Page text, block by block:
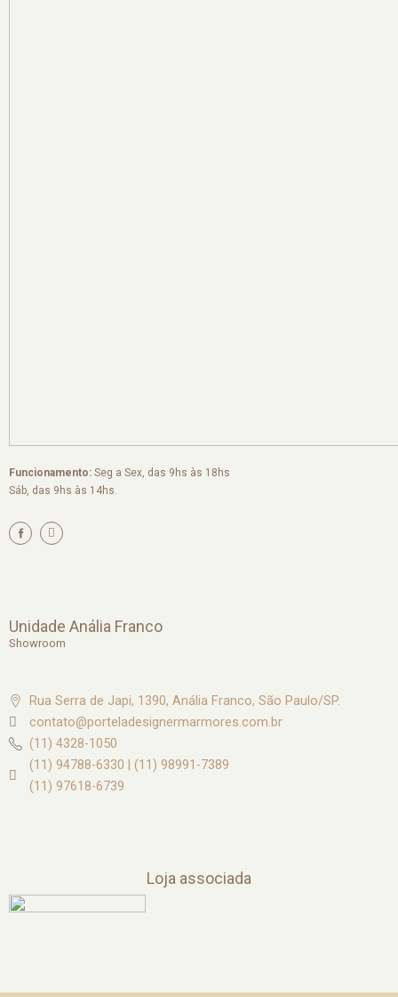
Funcionamento: Seg a Sex, das 9hs às 18hs
Sáb, das 9hs às 14hs.
I
n
s
m
Unidade Anália Franco
Showroom
Rua Serra de Japi, 1390, Anália Franco, São Paulo/SP.
contato@porteladesignermarmores.com.br
(11) 4328-1050
(11) 94788-6330 | (11) 98991-7389
(11) 97618-6739
Loja associada